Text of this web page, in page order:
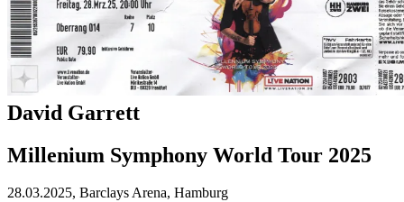
David Garrett
Millenium Symphony World Tour 2025
28.03.2025, Barclays Arena, Hamburg